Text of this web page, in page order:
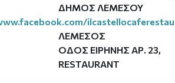
ΔΗΜΟΣ ΛΕΜΕΣΟΥ
ΛΕΜΕΣΟΣ
ΟΔΟΣ ΕΙΡΗΝΗΣ ΑΡ. 23,
RESTAURANT